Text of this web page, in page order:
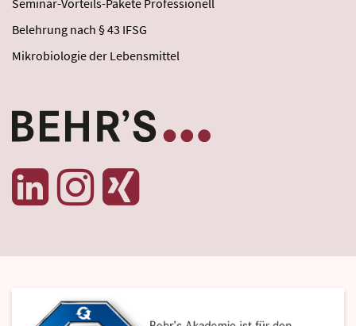
Belehrung nach § 43 IFSG
Mikrobiologie der Lebensmittel